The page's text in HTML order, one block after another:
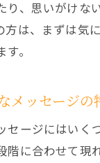
り、思いがけ
は、まずは
。
メッセージの
ージにはい
に合わせて現